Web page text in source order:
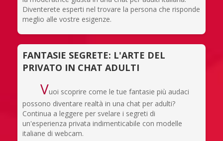
Diventerete esperti nel trovare la persona che risponde
meglio alle vostre esigenze.
FANTASIE SEGRETE: L'ARTE DEL
PRIVATO IN CHAT ADULTI
Vuoi scoprire come le tue fantasie più audaci
possono diventare realtà in una chat per adulti?
Continua a leggere per svelare i segreti di
un'esperienza privata indimenticabile con modelle
italiane di webcam.